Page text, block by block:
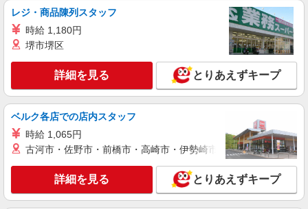
派遣社員
株式会社トラストグロース 新宿本社 第2営業部
時給：2200円
神奈川県秦野市
キープ
派遣社員
＼ゆったりした職場で働きたい方／秦野＊病院
時給1600円〜2250円 ◆日払い/週払いOK/交
レジ・商品陳列スタッフ
時給 1,180円
堺市堺区
詳細を見る とりあえずキープ
ベルク各店での店内スタッフ
時給 1,065円
古河市・佐野市・前橋市・高崎市・伊勢崎市・太田市・館林市
詳細を見る とりあえずキープ